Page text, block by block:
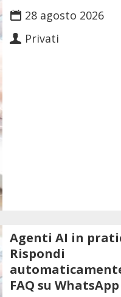
28 agosto 2026
Privati
Agenti AI in
Rispondi
FAQ su WhatsApp